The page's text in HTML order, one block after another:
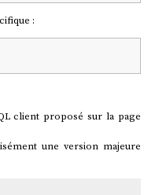
:
client proposé sur la page
une version majeure